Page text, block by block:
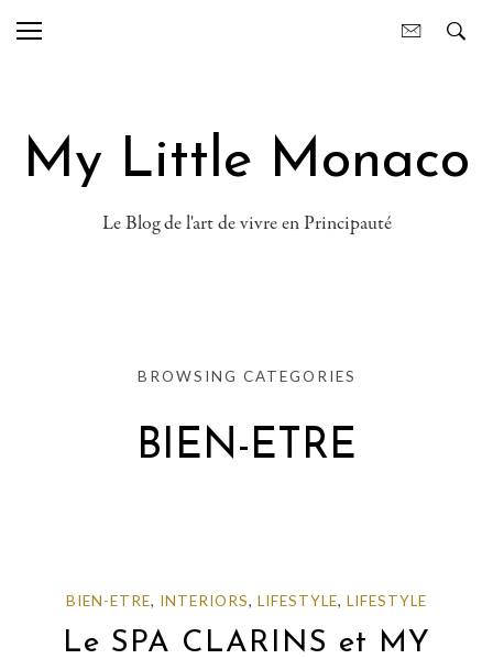
My Little Monaco
Le Blog de l'art de vivre en Principauté
BROWSING CATEGORIES
BIEN-ETRE
BIEN-ETRE, INTERIORS, LIFESTYLE, LIFESTYLE
Le SPA CLARINS et MY